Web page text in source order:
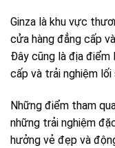
Ginza là khu vực
cửa hàng đẳng cấp
Đây cũng là địa
cấp và trải nghiệm
Những điểm tham
những trải nghiệm
hưởng vẻ đẹp và